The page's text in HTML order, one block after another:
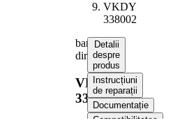
VKDY
338002
bara
directie
VKDY
338002
Detalii
despre
produs
Instrucțiuni
de reparații
Documentație
Compatibilitatea